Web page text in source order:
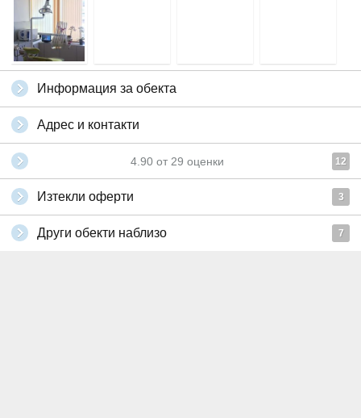
Информация за обекта
Адрес и контакти
4.90 от 29 оценки 12
Изтекли оферти 3
Други обекти наблизо 7